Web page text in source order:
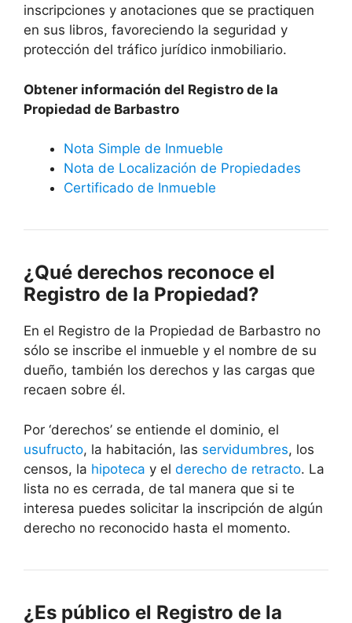
inscripciones y anotaciones que se practiquen
en sus libros, favoreciendo la seguridad y
protección del tráfico jurídico inmobiliario.
Obtener información del Registro de la
Propiedad de Barbastro
Nota Simple de Inmueble
Nota de Localización de Propiedades
Certificado de Inmueble
¿Qué derechos reconoce el
Registro de la Propiedad?
En el Registro de la Propiedad de Barbastro no
sólo se inscribe el inmueble y el nombre de su
dueño, también los derechos y las cargas que
recaen sobre él.
Por ‘derechos’ se entiende el dominio, el
usufructo, la habitación, las servidumbres, los
censos, la hipoteca y el derecho de retracto. La
lista no es cerrada, de tal manera que si te
interesa puedes solicitar la inscripción de algún
derecho no reconocido hasta el momento.
¿Es público el Registro de la